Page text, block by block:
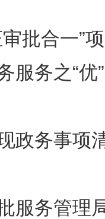
批合一”
服务之“优
政务事项
服务管理